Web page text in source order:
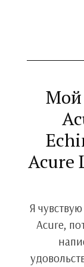
Мой
Acure
Я
Acure,